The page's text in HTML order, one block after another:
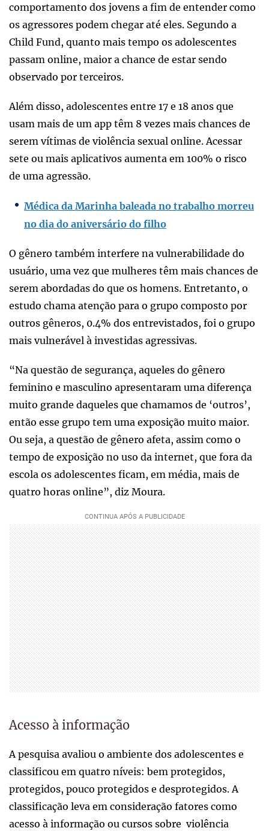
comportamento dos jovens a fim de entender como
os agressores podem chegar até eles. Segundo a
Child Fund, quanto mais tempo os adolescentes
passam online, maior a chance de estar sendo
observado por terceiros.
Além disso, adolescentes entre 17 e 18 anos que
usam mais de um app têm 8 vezes mais chances de
serem vítimas de violência sexual online. Acessar
sete ou mais aplicativos aumenta em 100% o risco
de uma agressão.
Médica da Marinha baleada no trabalho morreu
no dia do aniversário do filho
O gênero também interfere na vulnerabilidade do
usuário, uma vez que mulheres têm mais chances de
serem abordadas do que os homens. Entretanto, o
estudo chama atenção para o grupo composto por
outros gêneros, 0.4% dos entrevistados, foi o grupo
mais vulnerável à investidas agressivas.
“Na questão de segurança, aqueles do gênero
feminino e masculino apresentaram uma diferença
muito grande daqueles que chamamos de ‘outros’,
então esse grupo tem uma exposição muito maior.
Ou seja, a questão de gênero afeta, assim como o
tempo de exposição no uso da internet, que fora da
escola os adolescentes ficam, em média, mais de
quatro horas online”, diz Moura.
Acesso à informação
A pesquisa avaliou o ambiente dos adolescentes e
classificou em quatro níveis: bem protegidos,
protegidos, pouco protegidos e desprotegidos. A
classificação leva em consideração fatores como
acesso à informação ou cursos sobre violência